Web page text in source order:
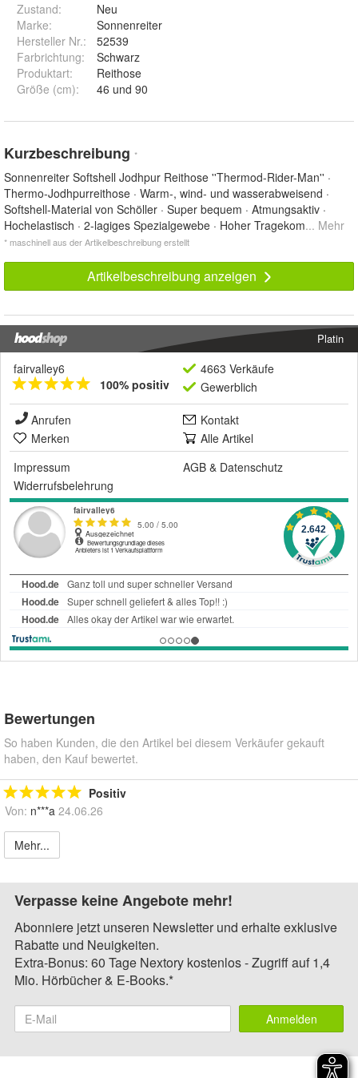
Zustand:
Neu
Marke:
Sonnenreiter
Hersteller Nr.:
52539
Farbrichtung:
Schwarz
Produktart:
Reithose
Größe (cm): 46 und 90
Kurzbeschreibung *
Sonnenreiter Softshell Jodhpur Reithose ''Thermod-Rider-Man'' ·
Thermo-Jodhpurreithose · Warm-, wind- und wasserabweisend ·
Softshell-Material von Schöller · Super bequem · Atmungsaktiv ·
Hochelastisch · 2-lagiges Spezialgewebe · Hoher Tragekom... Mehr
* maschinell aus der Artikelbeschreibung erstellt
Artikelbeschreibung anzeigen
Platin
fairvalley6
100% positiv
4663 Verkäufe
Gewerblich
Anrufen
Kontakt
Merken
Alle Artikel
Impressum
AGB & Datenschutz
Widerrufsbelehrung
Bewertungen
So haben Kunden, die den Artikel bei diesem Verkäufer gekauft
haben, den Kauf bewertet.
Positiv
Von: n***a 24.06.26
Mehr...
Verpasse keine Angebote mehr!
Abonniere jetzt unseren Newsletter und erhalte exklusive
Rabatte und Neuigkeiten.
Extra-Bonus: 60 Tage Nextory kostenlos - Zugriff auf 1,4
Mio. Hörbücher & E-Books.*
Anmelden